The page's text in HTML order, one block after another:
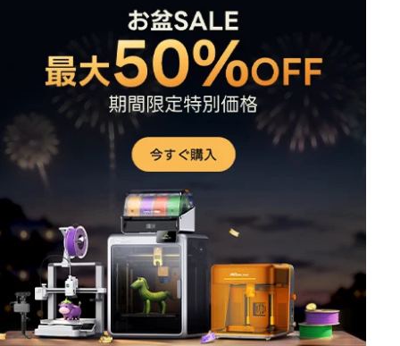
このページの満足度を評価してください:
不満足
1
2 3 4 7 8 9 10
*
あなたの満足度の理由
魅力的なビジュアルデザイン
適切な商品推薦